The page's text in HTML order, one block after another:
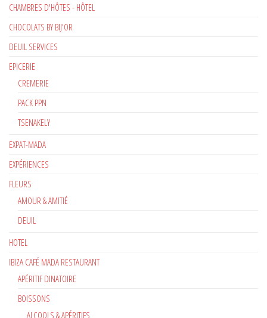
CHAMBRES D'HÔTES - HÔTEL
CHOCOLATS BY BIJ'OR
DEUIL SERVICES
EPICERIE
CREMERIE
PACK PPN
TSENAKELY
EXPAT-MADA
EXPÉRIENCES
FLEURS
AMOUR & AMITIÉ
DEUIL
HOTEL
IBIZA CAFÉ MADA RESTAURANT
APÉRITIF DINATOIRE
BOISSONS
ALCOOLS & APÉRITIFS